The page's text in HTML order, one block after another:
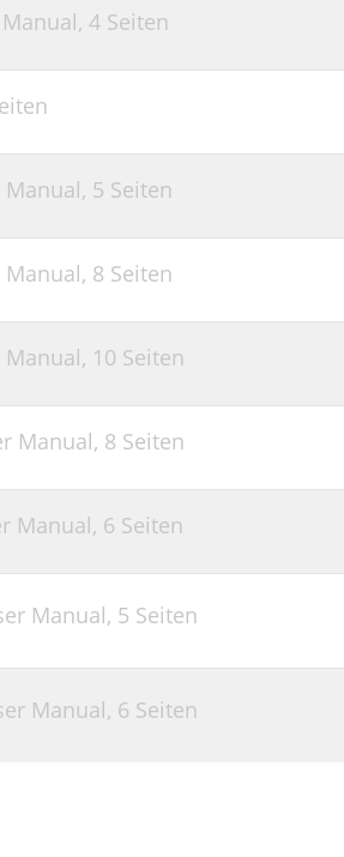
4 Seiten
Manual, 5 Seiten
Manual, 8 Seiten
Manual, 10 Seiten
Manual, 8 Seiten
Manual, 6 Seiten
Manual, 5 Seiten
Manual, 6 Seiten